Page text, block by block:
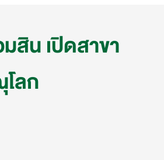
ดรธานี
ราษฎร์ธานี
รศรีธรรมราช
ดใหญ่
สิน เปิดสาขา
ลก